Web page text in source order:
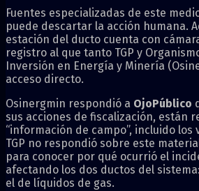
Fuentes especializadas de este
puede descartar la acción humana.
estación del ducto cuenta con
registro al que tanto TGP y
Inversión en Energía y Minería
acceso directo.
Osinergmin respondió a OjoPúblico
sus acciones de fiscalización, están
“información de campo”, incluido los
TGP no respondió sobre este
para conocer por qué ocurrió el
afectando los dos ductos del
el de líquidos de gas.